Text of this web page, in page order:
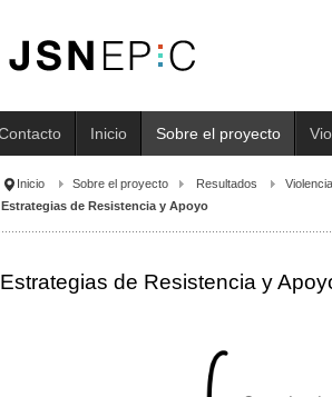
Inicio Sobre el proyecto
Inicio Sobre el proyecto Resultados
Estrategias de Resistencia y Apoyo
Estrategias de Resistencia y